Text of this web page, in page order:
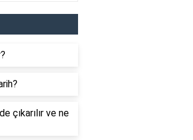
çıkarılır ve ne